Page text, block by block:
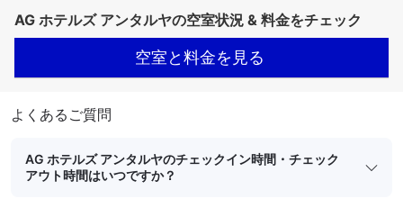
AG ホテルズ アンタルヤの空室状況 & 料金をチェック
空室と料金を見る
よくあるご質問
AG ホテルズ アンタルヤのチェックイン時間・チェック
アウト時間はいつですか？